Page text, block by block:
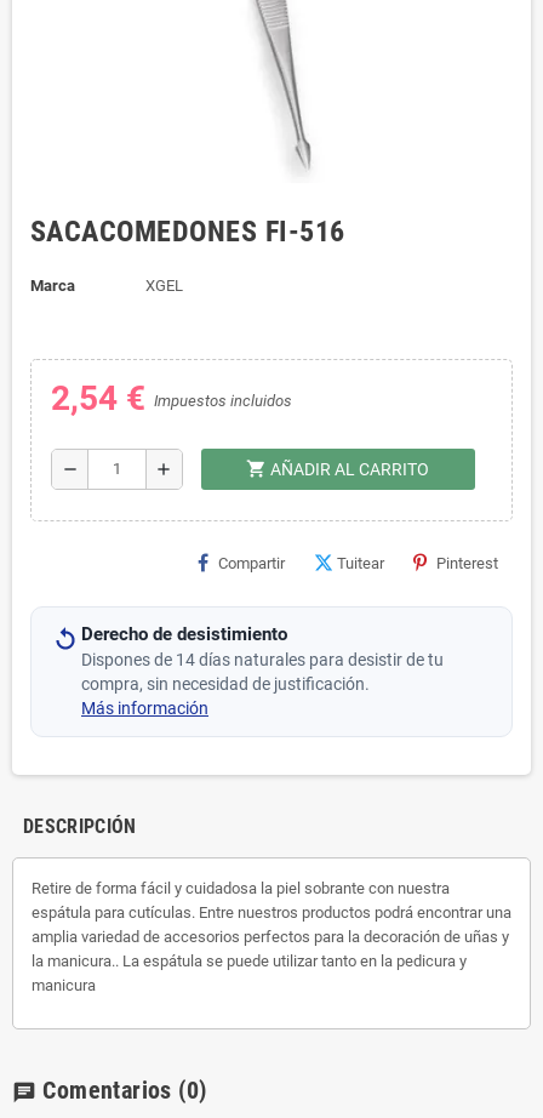
SACACOMEDONES FI-516
Marca XGEL
2,54 € Impuestos incluidos
remove add shopping_cart AÑADIR AL CARRITO
Compartir Tuitear Pinterest
Derecho de desistimiento
Dispones de 14 días naturales para desistir de tu
compra, sin necesidad de justificación.
Más información
DESCRIPCIÓN
Retire de forma fácil y cuidadosa la piel sobrante con nuestra
espátula para cutículas. Entre nuestros productos podrá encontrar una
amplia variedad de accesorios perfectos para la decoración de uñas y
la manicura.. La espátula se puede utilizar tanto en la pedicura y
manicura
chat Comentarios (0)